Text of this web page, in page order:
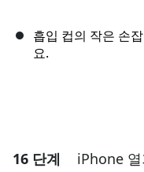
흡입 컵의 작은 손
요.
16 단계 iPhone 열